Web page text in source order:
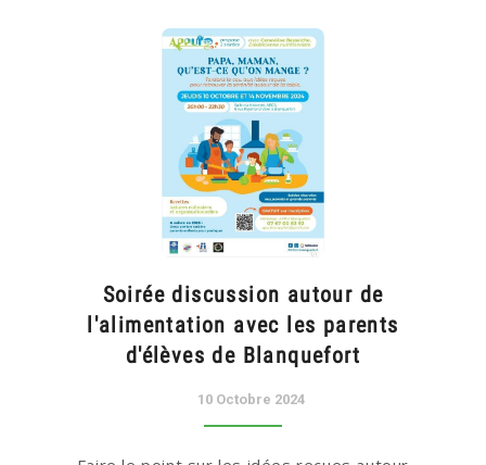
Soirée discussion autour de
l'alimentation avec les parents
d'élèves de Blanquefort
10 Octobre 2024